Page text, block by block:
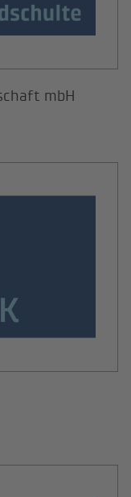
mbH